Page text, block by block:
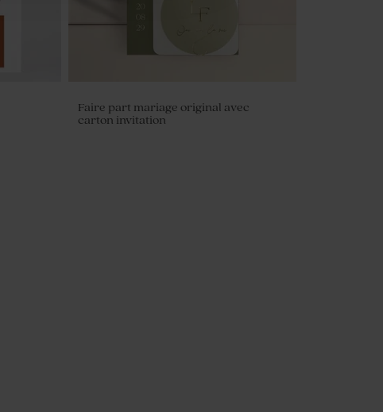
Faire part mariage original avec
carton invitation